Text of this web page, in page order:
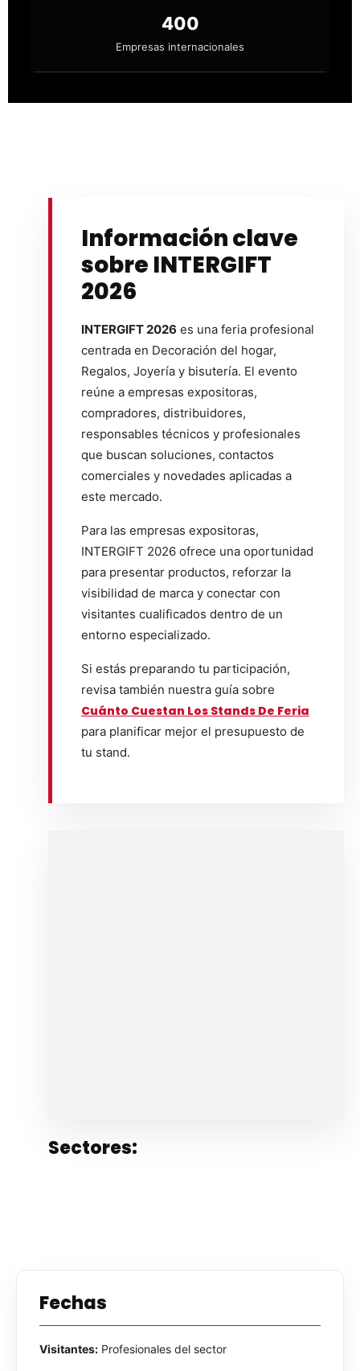
400
Empresas internacionales
Información clave
sobre INTERGIFT
2026
INTERGIFT 2026 es una feria profesional
centrada en Decoración del hogar,
Regalos, Joyería y bisutería. El evento
reúne a empresas expositoras,
compradores, distribuidores,
responsables técnicos y profesionales
que buscan soluciones, contactos
comerciales y novedades aplicadas a
este mercado.
Para las empresas expositoras,
INTERGIFT 2026 ofrece una oportunidad
para presentar productos, reforzar la
visibilidad de marca y conectar con
visitantes cualificados dentro de un
entorno especializado.
Si estás preparando tu participación,
revisa también nuestra guía sobre
Cuánto Cuestan Los Stands De Feria
para planificar mejor el presupuesto de
tu stand.
Sectores:
Fechas
Visitantes: Profesionales del sector